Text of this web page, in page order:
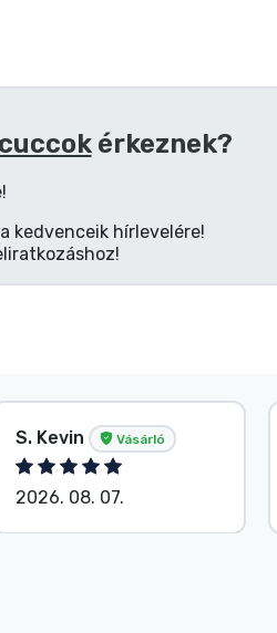
érkeznek?
kedvenceik hírlevelére!
S. Kevin Vásárló
2026. 08. 07.